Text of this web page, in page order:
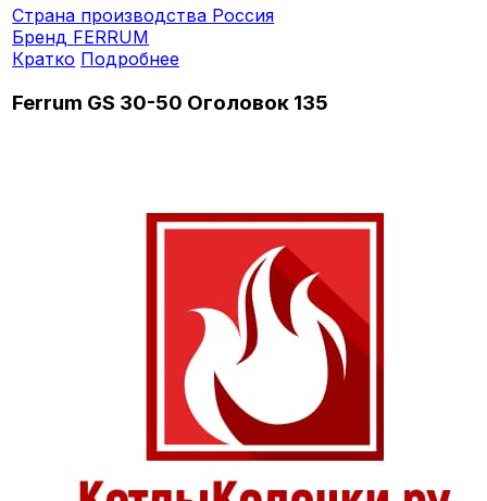
Страна производства Россия
Бренд FERRUM
Кратко Подробнее
Ferrum GS 30-50 Оголовок 135